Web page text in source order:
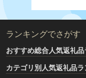
ランキングでさがす
おすすめ総合人気返礼
カテゴリ別人気返礼品